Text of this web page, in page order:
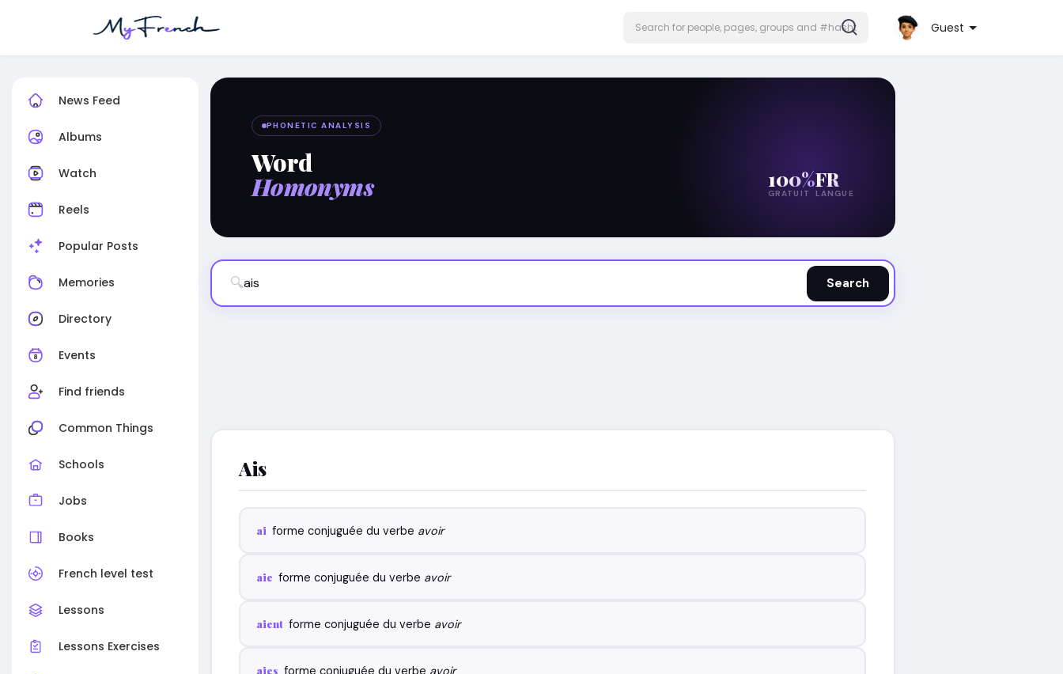
Guest
News Feed
Albums
Watch
Reels
Popular Posts
Memories
Directory
Events
Find friends
Common Things
Schools
Jobs
Books
French level test
Lessons
Lessons Exercises
PHONETIC ANALYSIS
Word
Homonyms 100%
GRATUIT
FR
LANGUE
🔍 Search
Ais
ai forme conjuguée du verbe avoir
aie forme conjuguée du verbe avoir
aient forme conjuguée du verbe avoir
aies forme conjuguée du verbe avoir